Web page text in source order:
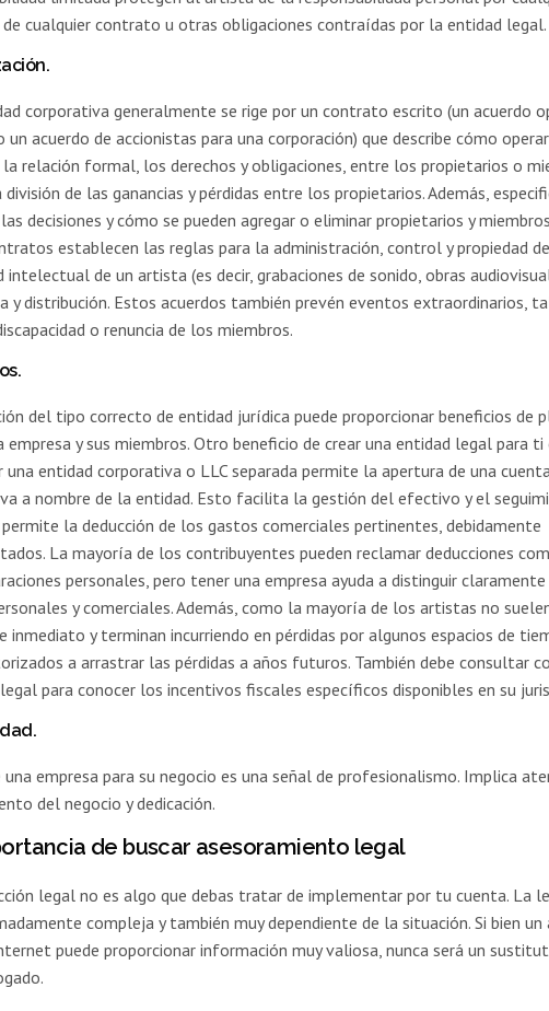
de cualquier contrato u otras obligaciones contraídas por la entidad legal.
corporativa generalmente se rige por un contrato escrito (un acuerdo
un acuerdo de accionistas para una corporación) que describe cómo
relación formal, los derechos y obligaciones, entre los propietarios o
de las ganancias y pérdidas entre los propietarios. Además,
decisiones y cómo se pueden agregar o eliminar propietarios y
establecen las reglas para la administración, control y propiedad
intelectual de un artista (es decir, grabaciones de sonido, obras
y distribución. Estos acuerdos también prevén eventos extraordinarios,
o renuncia de los miembros.
del tipo correcto de entidad jurídica puede proporcionar beneficios de
empresa y sus miembros. Otro beneficio de crear una entidad legal para ti
una entidad corporativa o LLC separada permite la apertura de una
a nombre de la entidad. Esto facilita la gestión del efectivo y el
la deducción de los gastos comerciales pertinentes, debidamente
La mayoría de los contribuyentes pueden reclamar deducciones
personales, pero tener una empresa ayuda a distinguir
y comerciales. Además, como la mayoría de los artistas no
inmediato y terminan incurriendo en pérdidas por algunos espacios de
a arrastrar las pérdidas a años futuros. También debe consultar
para conocer los incentivos fiscales específicos disponibles en su
una empresa para su negocio es una señal de profesionalismo. Implica
del negocio y dedicación.
de buscar asesoramiento legal
legal no es algo que debas tratar de implementar por tu cuenta. La
compleja y también muy dependiente de la situación. Si bien
puede proporcionar información muy valiosa, nunca será un